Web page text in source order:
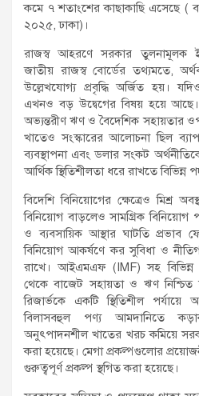
কমে ৭ শতাংশের কাছাকাছি এসেছে (
২০২৫, ঢাকা)।
রাজস্ব আহরণে সরকার তুলনামূলক
জাতীয় রাজস্ব বোর্ডের তথ্যমতে,
উল্লেখযোগ্য প্রবৃদ্ধি অর্জিত হয়।
এখনও বড় উদ্বেগের বিষয় হয়ে
অভ্যন্তরীণ ঋণ ও বৈদেশিক সহায়তার
খাতেও সংস্কারের আলোচনা ছিল
ব্যবস্থাপনা এবং ডলার সংকট
আর্থিক স্থিতিশীলতা ধরে রাখতে বিভিন্ন
বিদেশি বিনিয়োগের ক্ষেত্রেও মিশ্র
বিনিয়োগ বাড়লেও সামগ্রিক বিনিয়োগ
ও ব্যবসায়িক আস্থার ঘাটতি প্রভাব
বিনিয়োগ আকর্ষণে কর সুবিধা ও
রাখে। আইএমএফ (IMF) সহ বিভিন্ন
থেকে বাজেট সহায়তা ও ঋণ নিশ্চিত
রিজার্ভকে একটি স্থিতিশীল পর্যায়ে
বিলাসবহুল পণ্য আমদানিতে
অনুৎপাদনশীল খাতের খরচ কমিয়ে
করা হয়েছে। মেগা প্রকল্পগুলোর
গুরুত্বপূর্ণ প্রকল্প স্থগিত করা হয়েছে।